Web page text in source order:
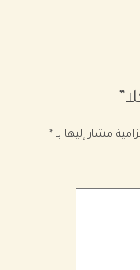
مشار إليها بـ *